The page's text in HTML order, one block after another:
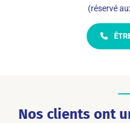
(réservé
Nos clients ont